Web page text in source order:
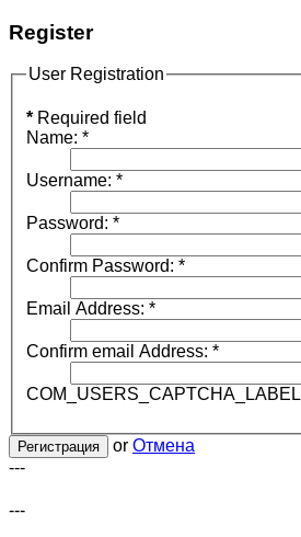
Register
User Registration
* Required field
Name: *
Username: *
Password: *
Confirm Password: *
Email Address: *
Confirm email Address: *
COM_USERS_CAPTCHA_LABEL
Регистрация or Отмена
---
---